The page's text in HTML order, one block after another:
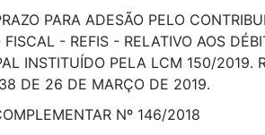
PARA ADESÃO PELO
FISCAL - REFIS - RELATIVO AOS
INSTITUÍDO PELA LCM 150/2019.
DE 26 DE MARÇO DE 2019.
Nº 146/2018